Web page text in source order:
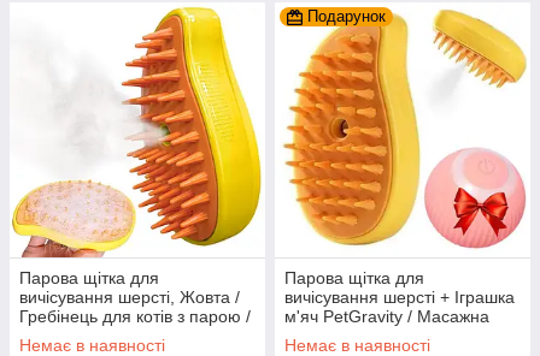
Парова щітка для
вичісування шерсті, Жовта /
Гребінець для котів з парою /
Масажна щітка від шерсті
Немає в наявності
Подарунок
Парова щітка для
вичісування шерсті + Іграшка
м'яч PetGravity / Масажна
щітка від шерсті з паром
Немає в наявності